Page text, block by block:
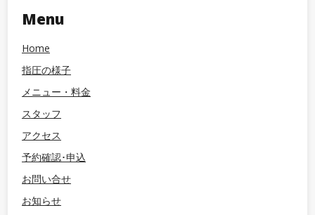
Menu
Home
指圧の様子
メニュー・料金
スタッフ
アクセス
予約確認･申込
お問い合せ
お知らせ